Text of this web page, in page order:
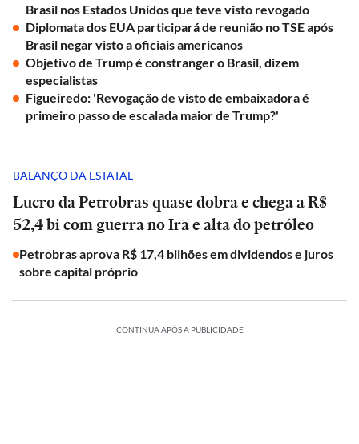
Brasil nos Estados Unidos que teve visto revogado
Diplomata dos EUA participará de reunião no TSE após
Brasil negar visto a oficiais americanos
Objetivo de Trump é constranger o Brasil, dizem
especialistas
Figueiredo: 'Revogação de visto de embaixadora é
primeiro passo de escalada maior de Trump?'
BALANÇO DA ESTATAL
Lucro da Petrobras quase dobra e chega a R$
52,4 bi com guerra no Irã e alta do petróleo
Petrobras aprova R$ 17,4 bilhões em dividendos e juros
sobre capital próprio
CONTINUA APÓS A PUBLICIDADE